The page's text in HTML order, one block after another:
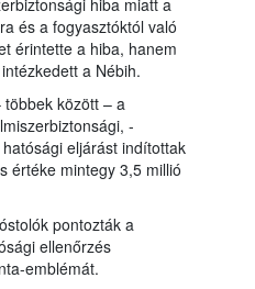
hiba miatt a
és a fogyasztóktól való
érintette a hiba, hanem
a Nébih.
között – a
-
eljárást indítottak
értéke mintegy 3,5 millió
pontozták a
ellenőrzés
emblémát.